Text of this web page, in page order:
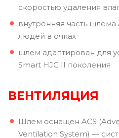
скоростью удаления
внутренняя часть
людей в очках
шлем адаптирован для
Smart HJC II поколения
ВЕНТИЛЯЦИЯ
Шлем оснащен ACS
Ventilation System) —